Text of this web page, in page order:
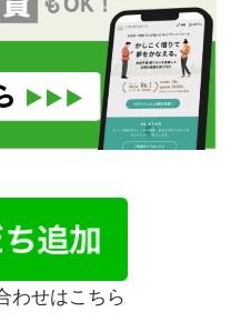
わせはこちら